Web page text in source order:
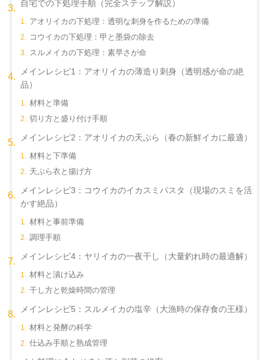
自宅での下処理手順（完全ステップ解説）
アオリイカの下処理：透明な刺身を作るための準備
コウイカの下処理：甲と墨袋の除去
スルメイカの下処理：素早さが命
メインレシピ1：アオリイカの薄造り刺身（透明感が命の絶
品）
材料と準備
切り方と盛り付け手順
メインレシピ2：アオリイカの天ぷら（春の新鮮イカに最適）
材料と下準備
天ぷら衣と揚げ方
メインレシピ3：コウイカのイカスミパスタ（現場のスミを活
かす絶品）
材料と事前準備
調理手順
メインレシピ4：ヤリイカの一夜干し（大量釣れ時の最適解）
材料と漬け込み
干し方と乾燥時間の管理
メインレシピ5：スルメイカの塩辛（大漁時の保存食の王様）
材料と発酵の科学
仕込み手順と熟成管理